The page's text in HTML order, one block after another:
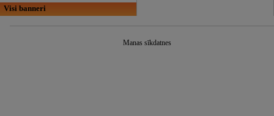
Visi banneri
Manas sīkdatnes